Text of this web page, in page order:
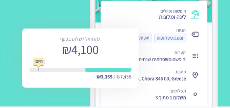
להתחיל לשלוט בכסף
₪4,100
היום
₪7,455 /
₪3,355
להתחיל לשלוט בכסף
₪1,355.50
היום
₪3,500 /
₪2,165
היום
₪4,165